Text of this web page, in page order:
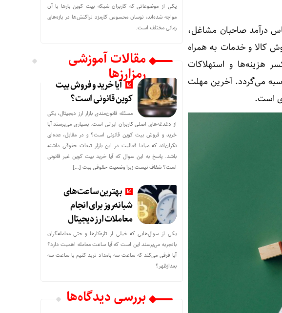
درآمد صاحبان مشاغل،
کالا و خدمات به همراه
هزینه‌ها و استهلاکات
می‌گردد. آخرین مهلت
یکی از موضوعاتی که کاربران شبکه بیت کوین بارها با آن
مواجه شده‌اند، نوسان محسوس کارمزد تراکنش‌ها در بازه‌های
زمانی مختلف است.
مقالات آموزشی
رمزارزهاآیا خرید و فروش بیت
کوین قانونی است؟
مسئله قانون‌مندی بازار ارز دیجیتال، یکی
از دغدغه‌های اصلی کاربران ایرانی است. بسیاری می‌پرسند آیا
خرید و فروش بیت کوین قانونی است؟ و در مقابل، عده‌ای
نگران‌اند که مبادا فعالیت در این بازار تبعات حقوقی داشته
باشد. پاسخ به این سوال که آیا خرید بیت کوین غیر قانونی
است؟ شفاف نیست زیرا وضعیت حقوقی بیت‌ […]
بهترین ساعت‌های
شبانه‌روز برای انجام
معاملات ارز دیجیتال
یکی از سوال‌هایی که خیلی از تازه‌کارها و حتی معامله‌گران
باتجربه می‌پرسند این است که آیا ساعت معامله اهمیت دارد؟
آیا فرقی می‌کند که ساعت سه بامداد ترید کنیم یا ساعت سه
بعدازظهر؟
بررسی دیدگاه‌ها